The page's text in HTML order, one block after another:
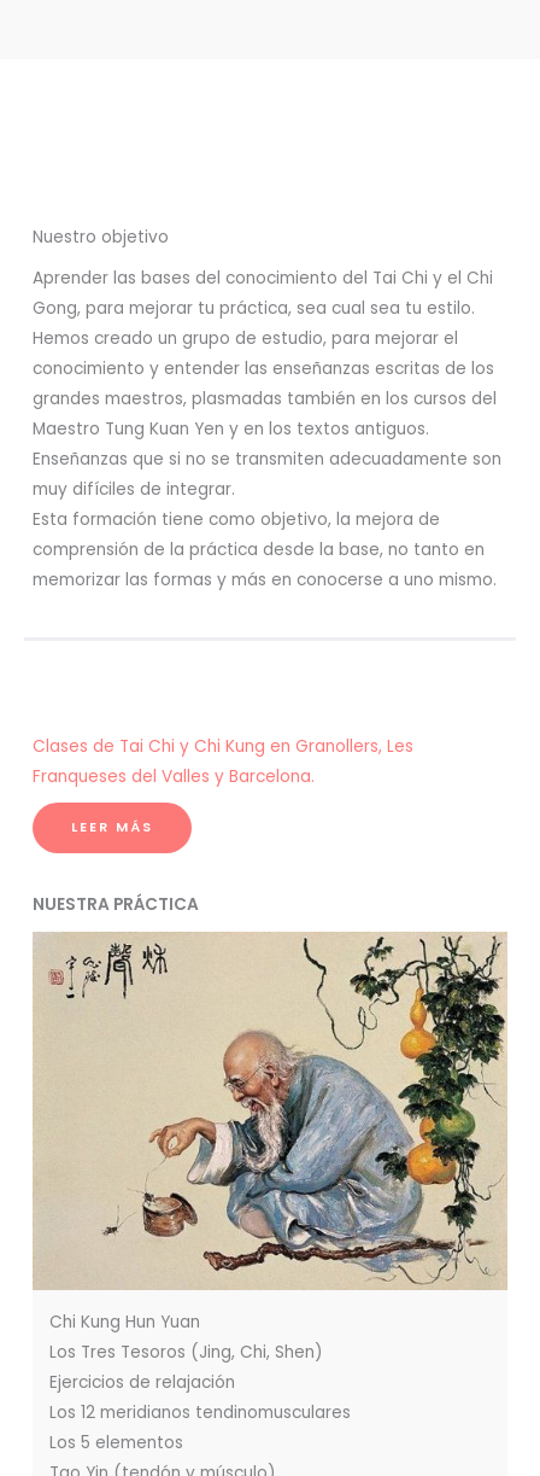
Nuestro objetivo
Aprender las bases del conocimiento del Tai Chi y el Chi
Gong, para mejorar tu práctica, sea cual sea tu estilo.
Hemos creado un grupo de estudio, para mejorar el
conocimiento y entender las enseñanzas escritas de los
grandes maestros, plasmadas también en los cursos del
Maestro Tung Kuan Yen y en los textos antiguos.
Enseñanzas que si no se transmiten adecuadamente son
muy difíciles de integrar.
Esta formación tiene como objetivo, la mejora de
comprensión de la práctica desde la base, no tanto en
memorizar las formas y más en conocerse a uno mismo.
Clases de Tai Chi y Chi Kung en Granollers, Les
Franqueses del Valles y Barcelona.
LEER MÁS
NUESTRA PRÁCTICA
Chi Kung Hun Yuan
Los Tres Tesoros (Jing, Chi, Shen)
Ejercicios de relajación
Los 12 meridianos tendinomusculares
Los 5 elementos